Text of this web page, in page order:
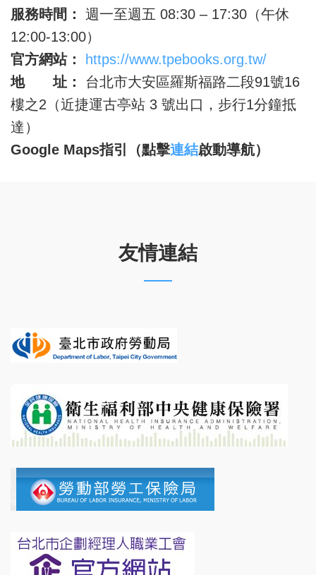
服務時間：
週一至週五 08:30 – 17:30（午休
12:00-13:00）
官方網站：
https://www.tpebooks.org.tw/
地 址：
台北市大安區羅斯福路二段91號16
樓之2（近捷運古亭站 3 號出口，步行1分鐘抵
達）
Google Maps指引（點擊連結啟動導航）
友情連結